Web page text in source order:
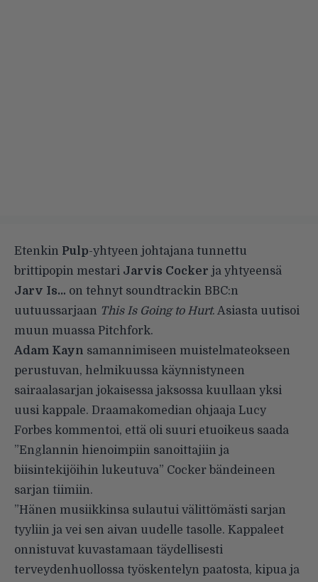
Etenkin Pulp-yhtyeen johtajana tunnettu
brittipopin mestari Jarvis Cocker ja yhtyeensä
Jarv Is… on tehnyt soundtrackin BBC:n
uutuussarjaan This Is Going to Hurt. Asiasta uutisoi
muun muassa Pitchfork.
Adam Kayn samannimiseen muistelmateokseen
perustuvan, helmikuussa käynnistyneen
sairaalasarjan jokaisessa jaksossa kuullaan yksi
uusi kappale. Draamakomedian ohjaaja Lucy
Forbes kommentoi, että oli suuri etuoikeus saada
”Englannin hienoimpiin sanoittajiin ja
biisintekijöihin lukeutuva” Cocker bändeineen
sarjan tiimiin.
”Hänen musiikkinsa sulautui välittömästi sarjan
tyyliin ja vei sen aivan uudelle tasolle. Kappaleet
onnistuvat kuvastamaan täydellisesti
terveydenhuollossa työskentelyn paatosta, kipua ja